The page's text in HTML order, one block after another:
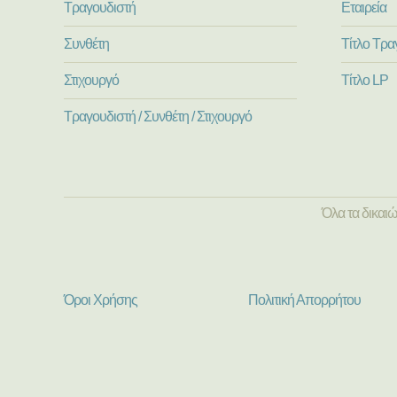
Τραγουδιστή
Συνθέτη
Στιχουργό
Τραγουδιστή / Συνθέτη / Στιχουργό
Εταιρεία
Τίτλο
Τίτλο LP
Όλα τα
Όροι Χρήσης Πολιτική Απορρήτου